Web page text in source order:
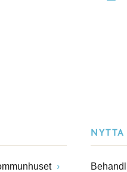
NYTTA